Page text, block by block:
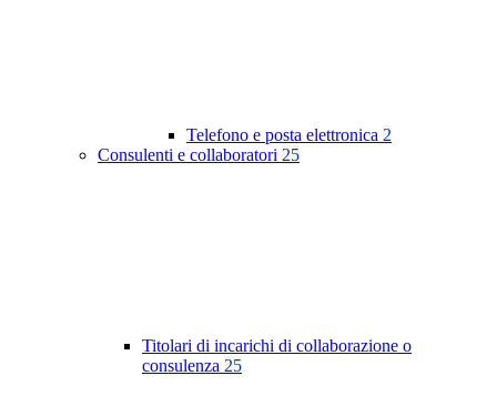
Telefono e posta elettronica 2
Consulenti e collaboratori 25
Titolari di incarichi di collaborazione o
consulenza 25